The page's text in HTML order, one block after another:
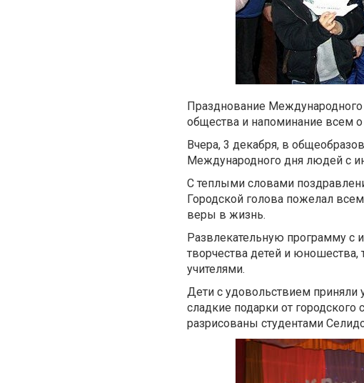
Празднование
общества и напоминание всем
Вчера, 3 декабря, в
Международного дня людей с
С теплыми словами
Городской голова пожелал
веры в жизнь.
Развлекательную программу с
творчества детей и
учителями.
Дети с удовольствием приняли
сладкие подарки от
разрисованы студентами